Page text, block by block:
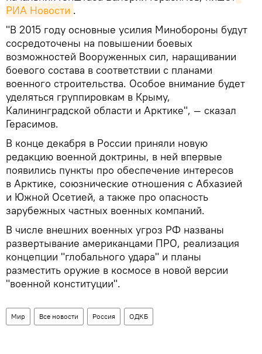
РИА Новости .
"В 2015 году основные усилия Минобороны будут
сосредоточены на повышении боевых
возможностей Вооруженных сил, наращивании
боевого состава в соответствии с планами
военного строительства. Особое внимание будет
уделяться группировкам в Крыму,
Калининградской области и Арктике", — сказал
Герасимов.
В конце декабря в России приняли новую
редакцию военной доктрины, в ней впервые
появились пункты про обеспечение интересов
в Арктике, союзнические отношения с Абхазией
и Южной Осетией, а также про опасность
зарубежных частных военных компаний.
В числе внешних военных угроз РФ названы
развертывание американцами ПРО, реализация
концепции "глобального удара" и планы
разместить оружие в космосе в новой версии
"военной конституции".
Мир Все новости Россия ОДКБ